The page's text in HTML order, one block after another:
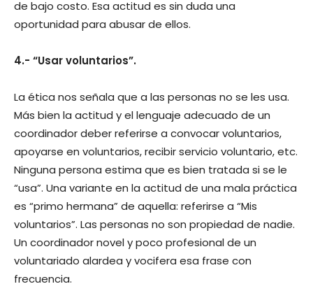
de bajo costo. Esa actitud es sin duda una
oportunidad para abusar de ellos.
4.- “Usar voluntarios”.
La ética nos señala que a las personas no se les usa.
Más bien la actitud y el lenguaje adecuado de un
coordinador deber referirse a convocar voluntarios,
apoyarse en voluntarios, recibir servicio voluntario, etc.
Ninguna persona estima que es bien tratada si se le
“usa”. Una variante en la actitud de una mala práctica
es “primo hermana” de aquella: referirse a “Mis
voluntarios”. Las personas no son propiedad de nadie.
Un coordinador novel y poco profesional de un
voluntariado alardea y vocifera esa frase con
frecuencia.